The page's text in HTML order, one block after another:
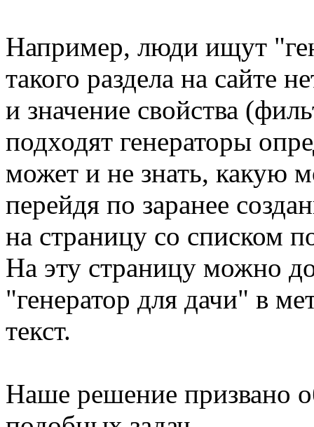
Например, люди ищут
такого раздела на сайте
и значение свойства
подходят генераторы
может и не знать, какую
перейдя по заранее
на страницу со списком
На эту страницу можно
"генератор для дачи" в
текст.
Наше решение призвано